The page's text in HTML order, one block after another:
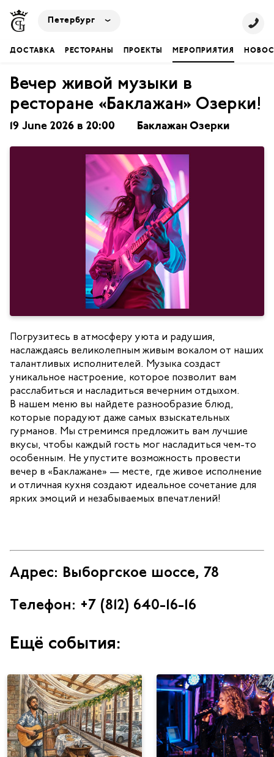
Петербург
ДОСТАВКА РЕСТОРАНЫ ПРОЕКТЫ МЕРОПРИЯТИЯ
Вечер живой музыки в
ресторане «Баклажан» Озерки!
19 June 2026 в 20:00 Баклажан Озерки
Погрузитесь в атмосферу уюта и радушия,
наслаждаясь великолепным живым вокалом от наших
талантливых исполнителей. Музыка создаст
уникальное настроение, которое позволит вам
расслабиться и насладиться вечерним отдыхом.
В нашем меню вы найдете разнообразие блюд,
которые порадуют даже самых взыскательных
гурманов. Мы стремимся предложить вам лучшие
вкусы, чтобы каждый гость мог насладиться чем-то
особенным. Не упустите возможность провести
вечер в «Баклажане» — месте, где живое исполнение
и отличная кухня создают идеальное сочетание для
ярких эмоций и незабываемых впечатлений!
Адрес: Выборгское шоссе, 78
Телефон: +7 (812) 640-16-16
Ещё события: